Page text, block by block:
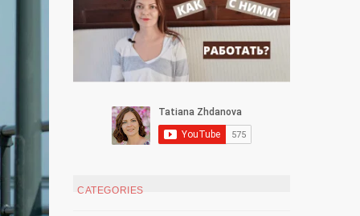
CATEGORIES